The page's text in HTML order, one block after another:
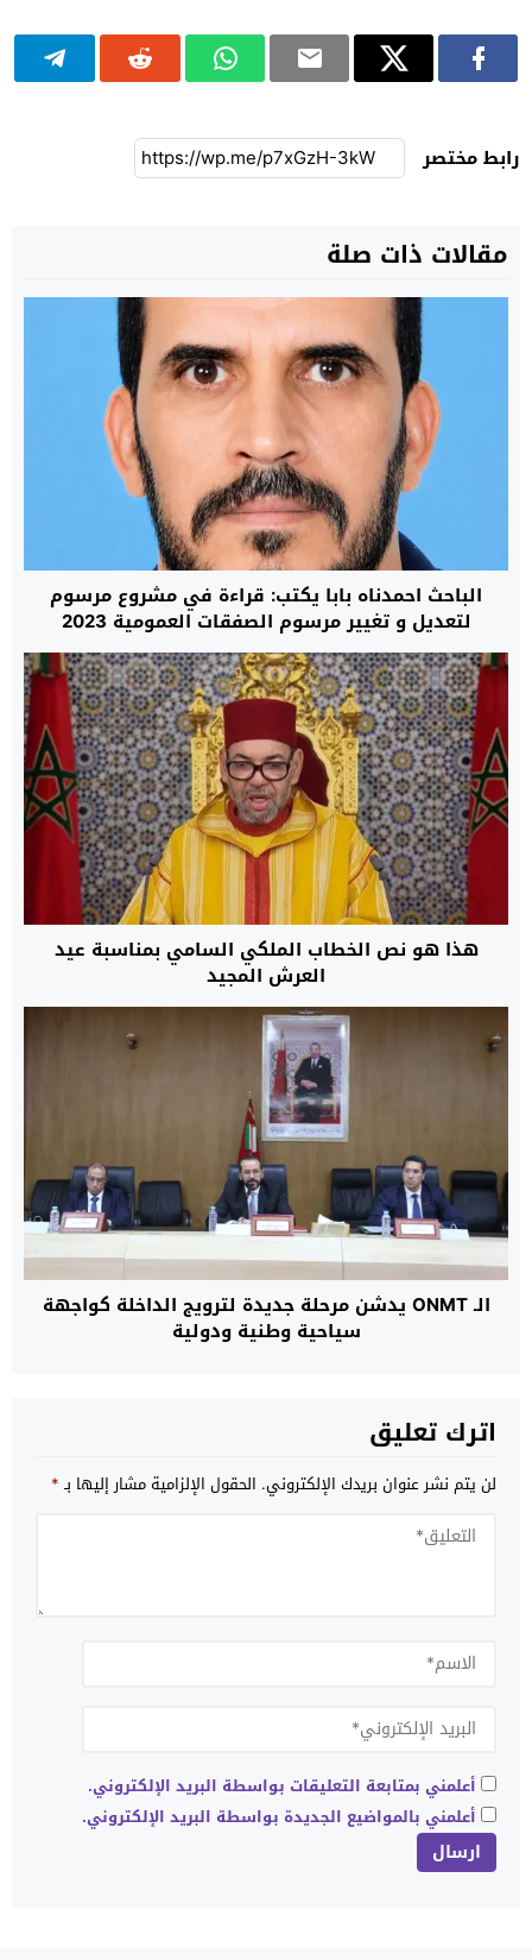
رابط مختصر
مقالات ذات صلة
الباحث احمدناه بابا يكتب: قراءة في مشروع مرسوم
لتعديل و تغيير مرسوم الصفقات العمومية 2023
هذا هو نص الخطاب الملكي السامي بمناسبة عيد
العرش المجيد
الـ ONMT يدشن مرحلة جديدة لترويج الداخلة كواجهة
سياحية وطنية ودولية
اترك تعليق
لن يتم نشر عنوان بريدك الإلكتروني. الحقول الإلزامية مشار إليها بـ*
أعلمني بمتابعة التعليقات بواسطة البريد الإلكتروني.
أعلمني بالمواضيع الجديدة بواسطة البريد الإلكتروني.